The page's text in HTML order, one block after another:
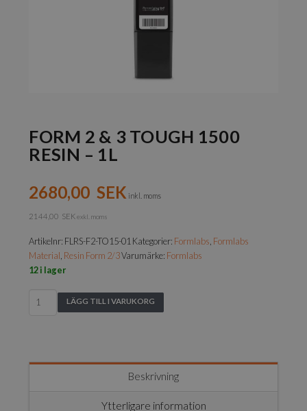
FORM 2 & 3 TOUGH 1500
RESIN – 1L
2680,00 SEK inkl. moms
2144,00 SEK exkl. moms
Artikelnr: FLRS-F2-TO15-01 Kategorier: Formlabs Formlabs
Material Resin Form 2/3Varumärke: Formlabs
12 i lager
1500
LÄGG TILL I VARUKORG
Beskrivning
Ytterligare information